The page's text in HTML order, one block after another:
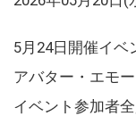
5月24日開催イベ
アバター・エモ
イベント参加者